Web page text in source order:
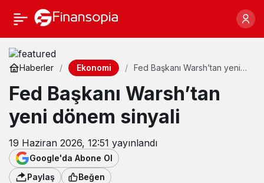
Haberler Ekonomi
Fed Başkanı Warsh’tan yeni
Fed Başkanı Warsh’tan
yeni dönem sinyali
19 Haziran 2026, 12:51 yayınlandı
Google'da Abone Ol
Paylaş
Beğen